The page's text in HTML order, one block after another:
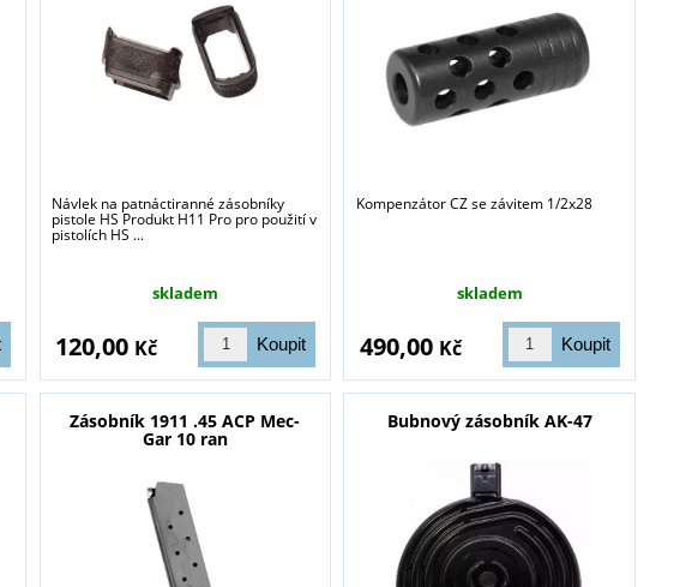
Návlek na patnáctiranné zásobníky
pistole HS Produkt H11 Pro pro použití v
pistolích HS ...
skladem
120,00 Kč
Kompenzátor CZ se závitem 1/2x28
skladem
490,00 Kč
Zásobník 1911 .45 ACP Mec-
Gar 10 ran
Bubnový zásobník AK-47